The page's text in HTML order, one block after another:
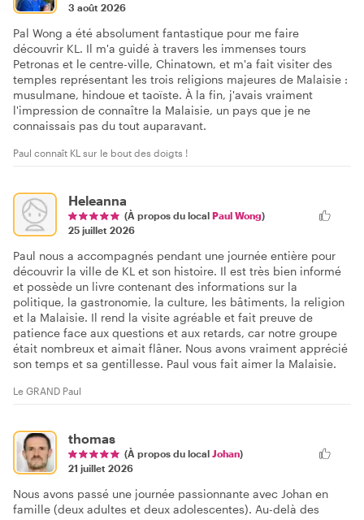
3 août 2026
Pal Wong a été absolument fantastique pour me faire
découvrir KL. Il m'a guidé à travers les immenses tours
Petronas et le centre-ville, Chinatown, et m'a fait visiter des
temples représentant les trois religions majeures de Malaisie :
musulmane, hindoue et taoïste. À la fin, j'avais vraiment
l'impression de connaître la Malaisie, un pays que je ne
connaissais pas du tout auparavant.
Paul connaît KL sur le bout des doigts !
Heleanna
(À propos du local Paul Wong)
25 juillet 2026
Paul nous a accompagnés pendant une journée entière pour
découvrir la ville de KL et son histoire. Il est très bien informé
et possède un livre contenant des informations sur la
politique, la gastronomie, la culture, les bâtiments, la religion
et la Malaisie. Il rend la visite agréable et fait preuve de
patience face aux questions et aux retards, car notre groupe
était nombreux et aimait flâner. Nous avons vraiment apprécié
son temps et sa gentillesse. Paul vous fait aimer la Malaisie.
Le GRAND Paul
thomas
(À propos du local Johan)
21 juillet 2026
Nous avons passé une journée passionnante avec Johan en
famille (deux adultes et deux adolescentes). Au-delà des